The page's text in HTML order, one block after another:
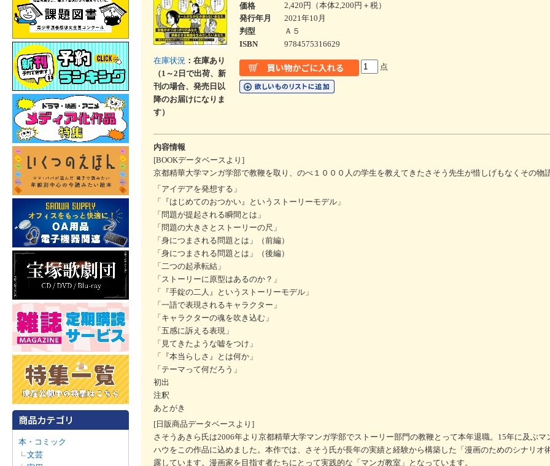
本・コミック
文芸
在庫状況 ：在庫あり
（1～2日で出荷、新
刊の場合、発売日以
降のお届けになりま
す）
価格
2,420円（本体2,200円＋税）
発行年月
2021年10月
判型
Ａ５
ISBN
9784575316629
点
内容情報
[BOOKデータベースより]
京都精華大学マンガ学部で教鞭を取り、のべ１０００人の学生を教えてきたさそう先生が惜しげもなくその物
「アイデアを発想する」
「『はじめてのおつかい』というストーリーモデル」
「問題が提起される瞬間とは」
「問題の大きさとストーリーの尺」
「身につまされる問題とは」（前編）
「身につまされる問題とは」（後編）
「二つの起承転結」
「ストーリーに原型はあるのか？」
「『手錠の二人』というストーリーモデル」
「一語で表現されるキャラクター」
「キャラクターの魂を吹き込む」
「五感に訴える表現」
「見てきたような嘘をつけ」
「『本当らしさ』とは何か」
「テーマって何だろう」
初出
注釈
あとがき
[日販商品データベースより]
さそうあきら氏は2006年より京都精華大学マンガ学部でストーリー部門の教鞭とって本年退職。15年に及ぶマ
ハウをこの作品に込めました。本作では、さそう氏が長年の実績と経験から構築した「漫画のためのシナリオ
露しています。漫画家を目指す者たちにとって実践的な「マンガ教室」となっています。